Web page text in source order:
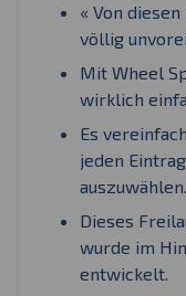
« Von
völlig
Mit Wheel
wirklich
Es
jeden
auszuwählen.
Dieses
wurde im
entwickelt.